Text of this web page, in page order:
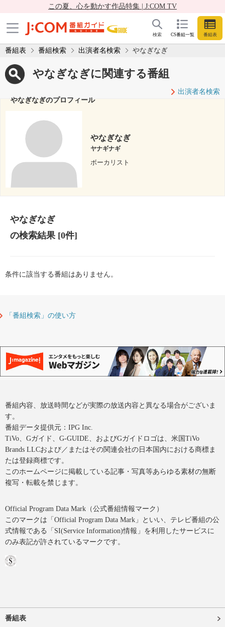
この夏、心を動かす作品特集 | J:COM TV
CS番組一覧 番組表
検索
番組表 番組検索 出演者名検索 やなぎなぎ
やなぎなぎに関連する番組
出演者名検索
やなぎなぎのプロフィール
やなぎなぎ
ヤナギナギ
ボーカリスト
やなぎなぎ
の検索結果[0件]
条件に該当する番組はありません。
「番組検索」の使い方
番組内容、放送時間などが実際の放送内容と異なる場合がございま
す。
番組データ提供元：IPG Inc.
TiVo、Gガイド、G-GUIDE、およびGガイドロゴは、米国TiVo
Brands LLCおよび／またはその関連会社の日本国内における商標ま
たは登録商標です。
このホームページに掲載している記事・写真等あらゆる素材の無断
複写・転載を禁じます。
Official Program Data Mark（公式番組情報マーク）
このマークは「Official Program Data Mark」といい、テレビ番組の公
式情報である「SI(Service Information)情報」を利用したサービスに
のみ表記が許されているマークです。
番組表